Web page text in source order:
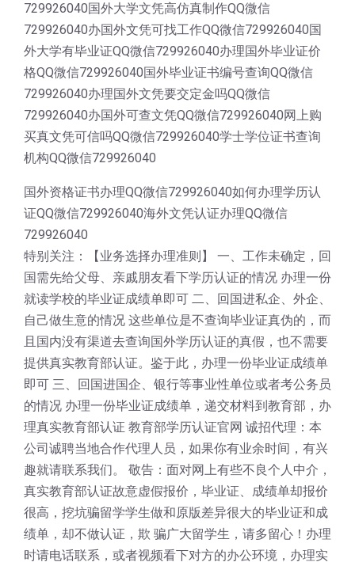
729926040国外大学文凭高仿真制作QQ微信
729926040办国外文凭可找工作QQ微信729926040国
外大学有毕业证QQ微信729926040办理国外毕业证价
格QQ微信729926040国外毕业证书编号查询QQ微信
729926040办理国外文凭要交定金吗QQ微信
729926040办国外可查文凭QQ微信729926040网上购
买真文凭可信吗QQ微信729926040学士学位证书查询
机构QQ微信729926040
国外资格证书办理QQ微信729926040如何办理学历认
证QQ微信729926040海外文凭认证办理QQ微信
729926040
特别关注：【业务选择办理准则】 一、工作未确定，回
国需先给父母、亲戚朋友看下学历认证的情况 办理一份
就读学校的毕业证成绩单即可 二、回国进私企、外企、
自己做生意的情况 这些单位是不查询毕业证真伪的，而
且国内没有渠道去查询国外学历认证的真假，也不需要
提供真实教育部认证。鉴于此，办理一份毕业证成绩单
即可 三、回国进国企、银行等事业性单位或者考公务员
的情况 办理一份毕业证成绩单，递交材料到教育部，办
理真实教育部认证 教育部学历认证官网 诚招代理：本
公司诚聘当地合作代理人员，如果你有业余时间，有兴
趣就请联系我们。 敬告：面对网上有些不良个人中介，
真实教育部认证故意虚假报价，毕业证、成绩单却报价
很高，挖坑骗留学学生做和原版差异很大的毕业证和成
绩单，却不做认证，欺 骗广大留学生，请多留心！办理
时请电话联系，或者视频看下对方的办公环境，办理实